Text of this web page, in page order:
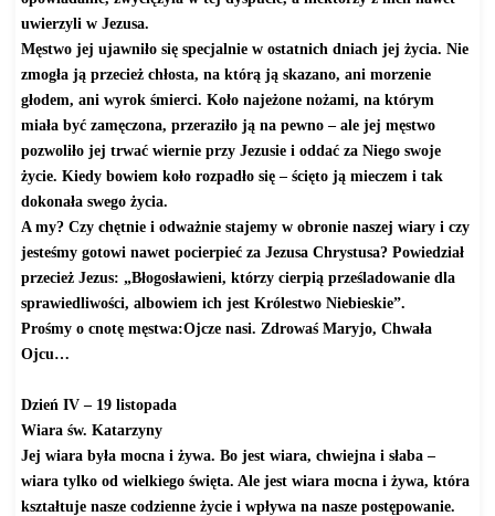
uwierzyli w Jezusa.
Męstwo jej ujawniło się specjalnie w ostatnich dniach jej życia. Nie
zmogła ją przecież chłosta, na którą ją skazano, ani morzenie
głodem, ani wyrok śmierci. Koło najeżone nożami, na którym
miała być zamęczona, przeraziło ją na pewno – ale jej męstwo
pozwoliło jej trwać wiernie przy Jezusie i oddać za Niego swoje
życie. Kiedy bowiem koło rozpadło się – ścięto ją mieczem i tak
dokonała swego życia.
A my? Czy chętnie i odważnie stajemy w obronie naszej wiary i czy
jesteśmy gotowi nawet pocierpieć za Jezusa Chrystusa? Powiedział
przecież Jezus: „Błogosławieni, którzy cierpią prześladowanie dla
sprawiedliwości, albowiem ich jest Królestwo Niebieskie”.
Prośmy o cnotę męstwa:Ojcze nasi. Zdrowaś Maryjo, Chwała
Ojcu…
Dzień IV – 19 listopada
Wiara św. Katarzyny
Jej wiara była mocna i żywa. Bo jest wiara, chwiejna i słaba –
wiara tylko od wielkiego święta. Ale jest wiara mocna i żywa, która
kształtuje nasze codzienne życie i wpływa na nasze postępowanie.